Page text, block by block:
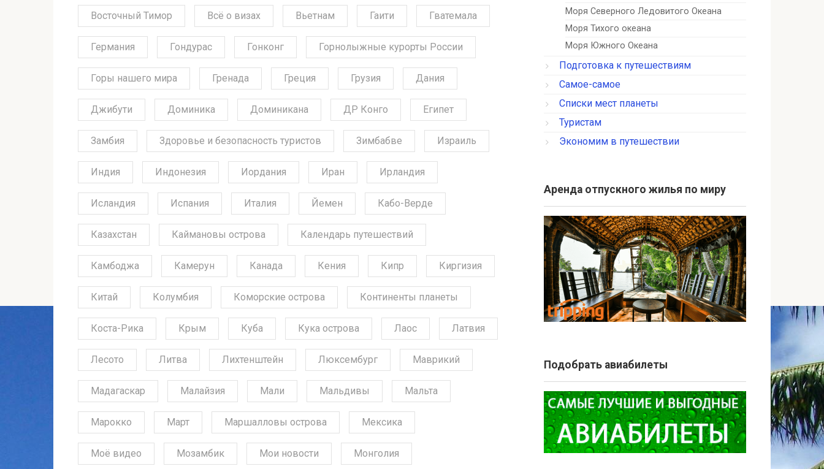
Восточный Тимор Всё о визах Вьетнам Гаити Гватемала
Германия Гондурас Гонконг Горнолыжные курорты России
Горы нашего мира Гренада Греция Грузия Дания
Джибути Доминика Доминикана ДР Конго Египет
Замбия Здоровье и безопасность туристов Зимбабве Израиль
Индия Индонезия Иордания Иран Ирландия
Исландия Испания Италия Йемен Кабо-Верде
Казахстан Каймановы острова Календарь путешествий
Камбоджа Камерун Канада Кения Кипр Киргизия
Китай Колумбия Коморские острова Континенты планеты
Коста-Рика Крым Куба Кука острова Лаос Латвия
Лесото Литва Лихтенштейн Люксембург Маврикий
Мадагаскар Малайзия Мали Мальдивы Мальта
Марокко Март Маршалловы острова Мексика
Моё видео Мозамбик Мои новости Монголия
Моря Северного Ледовитого Океана
Моря Тихого океана
Моря Южного Океана
Подготовка к путешествиям
Самое-самое
Списки мест планеты
Туристам
Экономим в путешествии
Аренда отпускного жилья по миру
Подобрать авиабилеты